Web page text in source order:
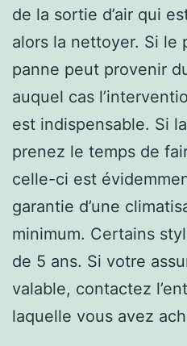
de la sortie d’air qui
alors la nettoyer. Si le
panne peut provenir
auquel cas
est indispensable. Si
prenez le temps de
celle-ci est
garantie d’une
minimum. Certains
de 5 ans. Si votre
valable, contactez
laquelle vous avez